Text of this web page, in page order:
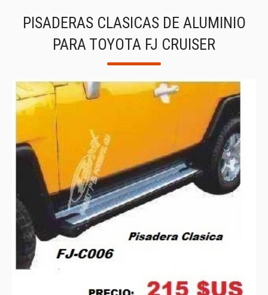
PISADERAS CLASICAS DE ALUMINIO
PARA TOYOTA FJ CRUISER